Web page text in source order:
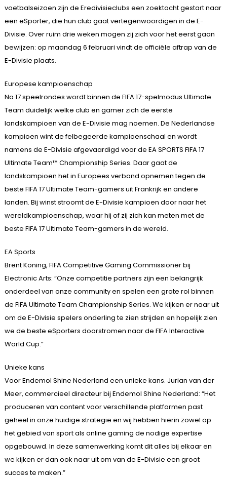
voetbalseizoen zijn de Eredivisieclubs een zoektocht gestart naar
een eSporter, die hun club gaat vertegenwoordigen in de E-
Divisie. Over ruim drie weken mogen zij zich voor het eerst gaan
bewijzen: op maandag 6 februari vindt de officiële aftrap van de
E-Divisie plaats.
Europese kampioenschap
Na 17 speelrondes wordt binnen de FIFA 17-spelmodus Ultimate
Team duidelijk welke club en gamer zich de eerste
landskampioen van de E-Divisie mag noemen. De Nederlandse
kampioen wint de felbegeerde kampioenschaal en wordt
namens de E-Divisie afgevaardigd voor de EA SPORTS FIFA 17
Ultimate Team™ Championship Series. Daar gaat de
landskampioen het in Europees verband opnemen tegen de
beste FIFA 17 Ultimate Team-gamers uit Frankrijk en andere
landen. Bij winst stroomt de E-Divisie kampioen door naar het
wereldkampioenschap, waar hij of zij zich kan meten met de
beste FIFA 17 Ultimate Team-gamers in de wereld.
EA Sports
Brent Koning, FIFA Competitive Gaming Commissioner bij
Electronic Arts: “Onze competitie partners zijn een belangrijk
onderdeel van onze community en spelen een grote rol binnen
de FIFA Ultimate Team Championship Series. We kijken er naar uit
om de E-Divisie spelers onderling te zien strijden en hopelijk zien
we de beste eSporters doorstromen naar de FIFA Interactive
World Cup.”
Unieke kans
Voor Endemol Shine Nederland een unieke kans. Jurian van der
Meer, commercieel directeur bij Endemol Shine Nederland: “Het
produceren van content voor verschillende platformen past
geheel in onze huidige strategie en wij hebben hierin zowel op
het gebied van sport als online gaming de nodige expertise
opgebouwd. In deze samenwerking komt dit alles bij elkaar en
we kijken er dan ook naar uit om van de E-Divisie een groot
succes te maken.”